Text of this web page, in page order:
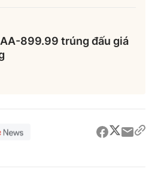
899.99 trúng đấu giá